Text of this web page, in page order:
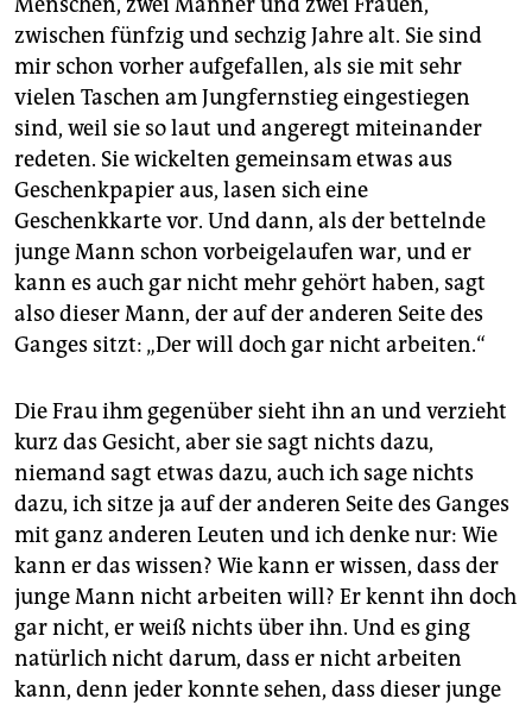
zwischen fünfzig und sechzig Jahre alt. Sie sind
mir schon vorher aufgefallen, als sie mit sehr
vielen Taschen am Jungfernstieg eingestiegen
sind, weil sie so laut und angeregt miteinander
redeten. Sie wickelten gemeinsam etwas aus
Geschenkpapier aus, lasen sich eine
Geschenkkarte vor. Und dann, als der bettelnde
junge Mann schon vorbeigelaufen war, und er
kann es auch gar nicht mehr gehört haben, sagt
also dieser Mann, der auf der anderen Seite des
Ganges sitzt: „Der will doch gar nicht arbeiten.“
Die Frau ihm gegenüber sieht ihn an und verzieht
kurz das Gesicht, aber sie sagt nichts dazu,
niemand sagt etwas dazu, auch ich sage nichts
dazu, ich sitze ja auf der anderen Seite des Ganges
mit ganz anderen Leuten und ich denke nur: Wie
kann er das wissen? Wie kann er wissen, dass der
junge Mann nicht arbeiten will? Er kennt ihn doch
gar nicht, er weiß nichts über ihn. Und es ging
natürlich nicht darum, dass er nicht arbeiten
kann, denn jeder konnte sehen, dass dieser junge